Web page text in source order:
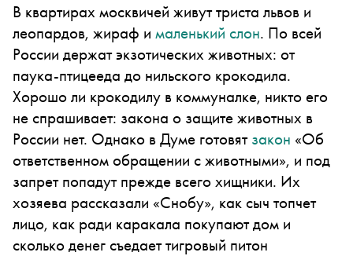
В квартирах москвичей живут триста львов и
леопардов, жираф и маленький слон. По всей
России держат экзотических животных: от
паука-птицееда до нильского крокодила.
Хорошо ли крокодилу в коммуналке, никто его
не спрашивает: закона о защите животных в
России нет. Однако в Думе готовятзакон «Об
ответственном обращении с животными», и под
запрет попадут прежде всего хищники. Их
хозяева рассказали «Снобу», как сыч топчет
лицо, как ради каракала покупают дом и
сколько денег съедает тигровый питон